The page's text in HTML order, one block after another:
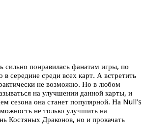
сильно понравилась фанатам игры, по
в середине среди всех карт. А встретить
не возможно. Но в любом
на улучшении данной карты, и
сезона она станет популярной. На Null’s
не только улучшить на
Костяных Драконов, но и прокачать